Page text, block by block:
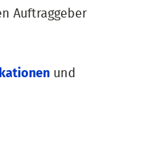
Auftraggeber
und